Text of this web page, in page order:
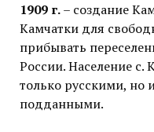
1909 г.– создание
Камчатки для
прибывать
России. Население с.
только русскими, но
подданными.